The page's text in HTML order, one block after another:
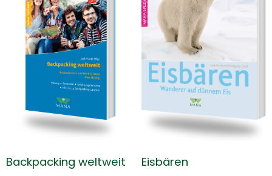
Backpacking weltweit Eisbären